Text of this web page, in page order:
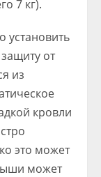
7 кг).
установить
от
из
кровли
это может
может